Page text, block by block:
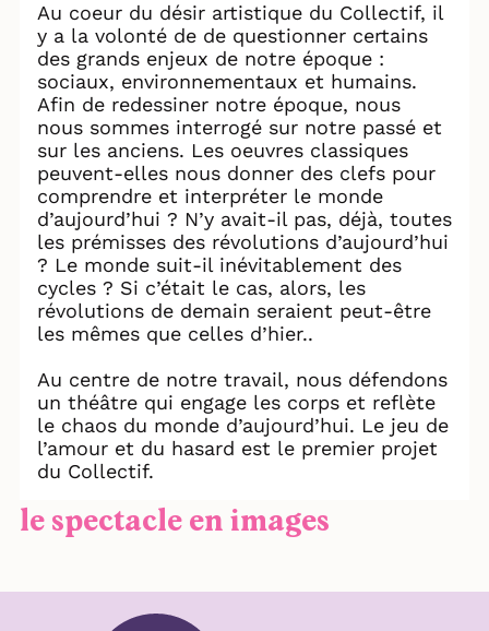
Au coeur du désir artistique du Collectif, il
y a la volonté de de questionner certains
des grands enjeux de notre époque :
sociaux, environnementaux et humains.
Afin de redessiner notre époque, nous
nous sommes interrogé sur notre passé et
sur les anciens. Les oeuvres classiques
peuvent-elles nous donner des clefs pour
comprendre et interpréter le monde
d’aujourd’hui ? N’y avait-il pas, déjà, toutes
les prémisses des révolutions d’aujourd’hui
? Le monde suit-il inévitablement des
cycles ? Si c’était le cas, alors, les
révolutions de demain seraient peut-être
les mêmes que celles d’hier..
Au centre de notre travail, nous défendons
un théâtre qui engage les corps et reflète
le chaos du monde d’aujourd’hui. Le jeu de
l’amour et du hasard est le premier projet
du Collectif.
le spectacle en images